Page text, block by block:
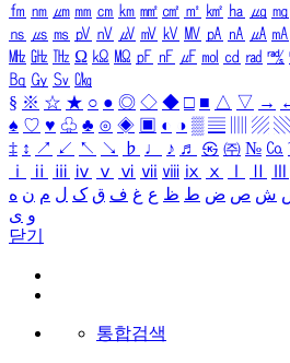
㎙ ㎚ ㎛ ㎜ ㎝ ㎞ ㎟ ㎠ ㎡ ㎢ ㏊ ㎍ ㎎
㎱ ㎲ ㎳ ㎴ ㎵ ㎶ ㎷ ㎸ ㎹ ㎀ ㎁ ㎂ ㎃
㎒ ㎓ ㎔ Ω ㏀ ㏁ ㎊ ㎋ ㎌ ㏖ ㏅ ㎭ ㎮
㏃ ㏉ ㏜ ㏆
§ ※ ☆ ★ ○ ● ◎ ◇ ◆ □ ■ △ ▽ →
♠ ♡ ♥ ♧ ♣ ⊙ ◈ ▣ ◐ ◑ ▒ ▤ ▨ ▧
‡ ↕ ↗ ↙ ↖ ↘ ♭ ♩ ♪ ♬ ㉿ ㈜ № ㏇
ⅰ
ⅱ ⅲ ⅳ ⅴ ⅵ ⅶ ⅷ ⅸ ⅹ
ش ص ض ط ظ ع غ ف ق ک ل م ن ه
و ی
닫기
통합검색